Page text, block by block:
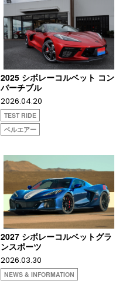
2025 シボレーコルベット コン
バーチブル
2026.04.20
TEST RIDE
ベルエアー
2027 シボレーコルベットグラ
ンスポーツ
2026.03.30
NEWS & INFORMATION